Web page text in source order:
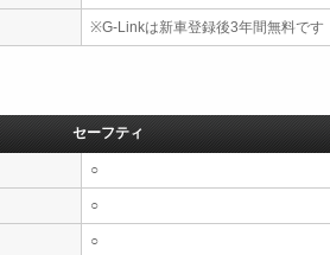
※G-Linkは新車登録後3年間無料です
セーフティ
○
○
○